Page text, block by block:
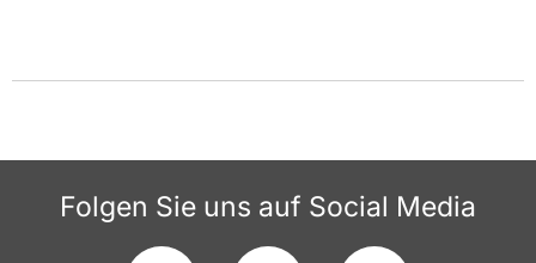
Folgen Sie uns auf Social Media